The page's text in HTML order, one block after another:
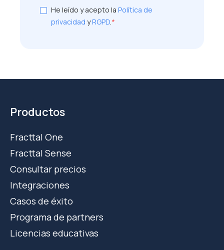
He leído y acepto la Política de
privacidad yRGPD.*
Productos
Fracttal One
Fracttal Sense
Consultar precios
Integraciones
Casos de éxito
Programa de partners
Licencias educativas